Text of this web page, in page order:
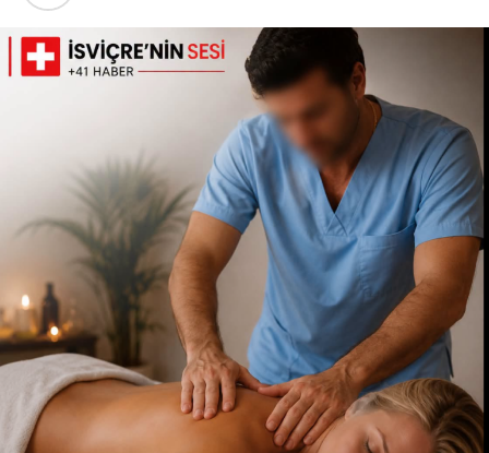
malzemesine” dönüştürüldüğünü savunanlar, durumu
“şekilsel varlık ama manevi erozyon” olarak
nitelendiriyor.
2. Destekleyen Cephe: “Eğlenmenin ve Yaşam Tarzının
Öte yandan görüntüleri doğal bulan ve destekleyen kitle
ise bireysel özgürlükler penceresinden bakıyor. Bir
kadının inancı veya giyim tarzı ne olursa olsun tatil
yapma, ekstrem sporlarla heyecan yaşama ve
eşiyle/partneriyle anı biriktirme hakkı olduğu
vurgulanıyor. Bu görüşü savunanlar, kimsenin bir
başkasının dini hassasiyetleri üzerinden “ahlak bekçiliği”
yapmaması gerektiğini, olayın sadece cesaret ve eğlence
odaklı bir deniz aktivitesi olarak görülmesi gerektiğini
belirtiyor.